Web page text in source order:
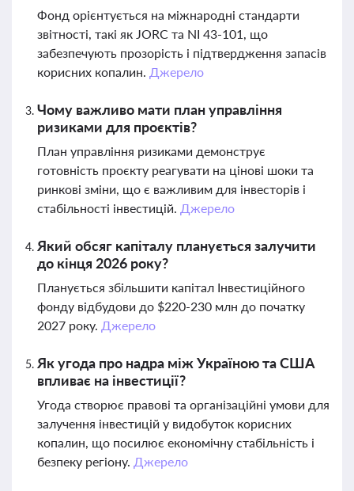
Фонд орієнтується на міжнародні стандарти
звітності, такі як JORC та NI 43-101, що
забезпечують прозорість і підтвердження запасів
корисних копалин. Джерело
Чому важливо мати план управління
ризиками для проєктів?
План управління ризиками демонструє
готовність проєкту реагувати на цінові шоки та
ринкові зміни, що є важливим для інвесторів і
стабільності інвестицій. Джерело
Який обсяг капіталу планується залучити
до кінця 2026 року?
Планується збільшити капітал Інвестиційного
фонду відбудови до $220-230 млн до початку
2027 року. Джерело
Як угода про надра між Україною та США
впливає на інвестиції?
Угода створює правові та організаційні умови для
залучення інвестицій у видобуток корисних
копалин, що посилює економічну стабільність і
безпеку регіону. Джерело